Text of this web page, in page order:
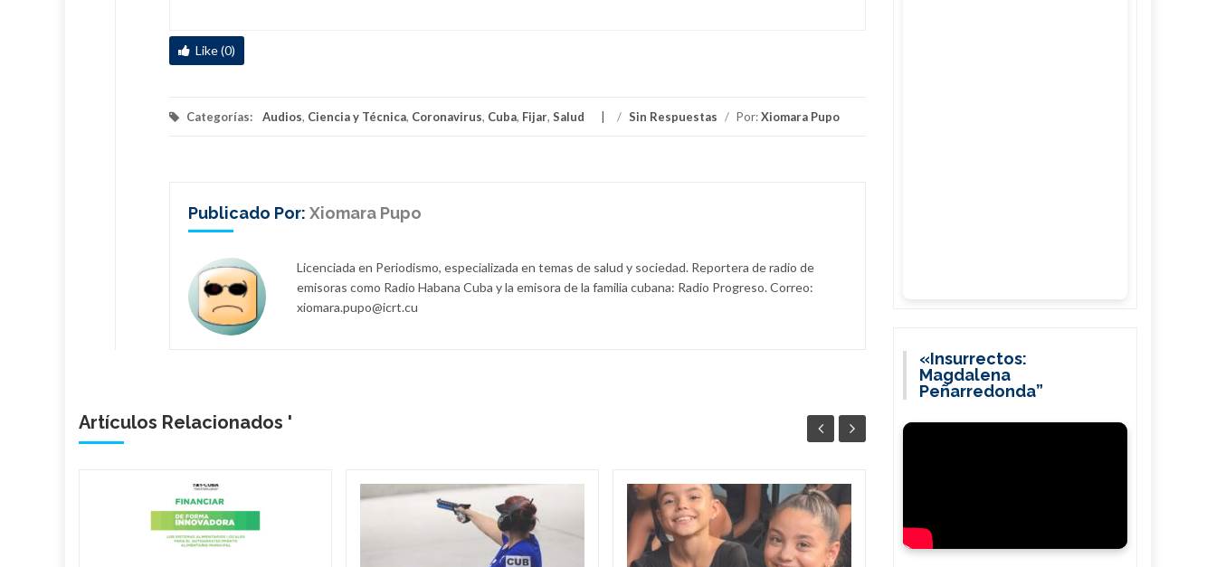
Like (0)
Categorías: Audios, Ciencia y Técnica, Coronavirus, Cuba, Fijar, Salud / Sin Respuestas / Por:Xiomara Pupo
Publicado Por: Xiomara Pupo
Licenciada en Periodismo, especializada en temas de salud y sociedad. Reportera de radio de
emisoras como Radio Habana Cuba y la emisora de la familia cubana: Radio Progreso. Correo:
xiomara.pupo@icrt.cu
Artículos Relacionados '
AGO
importar y vender
«Insurrectos:
Magdalena
Peñarredonda”